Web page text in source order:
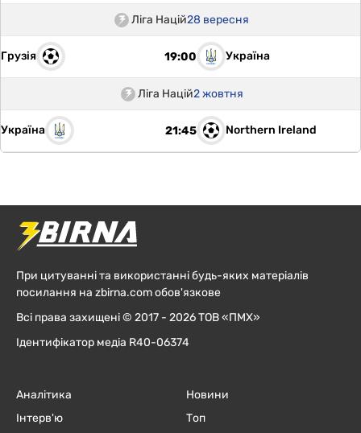
Ліга Націй28 вересня
Грузія 19:00 Україна
Ліга Націй2 жовтня
Україна 21:45 Northern Ireland
При цитуванні та використанні будь-яких матеріалів
посилання на zbirna.com обов'язкове
Всі права захищені © 2017 - 2026 ТОВ «ПМХ»
Ідентифікатор медіа R40-06374
Аналітика
Інтерв'ю
Новини
Топ